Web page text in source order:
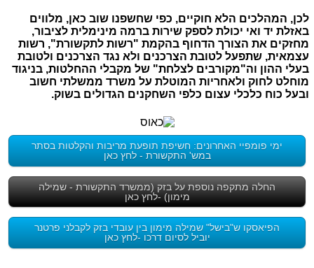
לכן, המהלכים הלא חוקיים, כפי שחשפנו שוב כאן, מלווים
באזלת יד ואי יכולת לספק שירות ברמה מינימלית לציבור,
מחזקים את הצורך הדחוף בהקמת "רשות לתקשורת", רשות
עצמאית, שתפעל לטובת הצרכנים ולא נגד הצרכנים ולטובת
בעלי ההון וה"מקורבים לצלחת" של מקבלי ההחלטות, בניגוד
מוחלט לחוק ולאחריות המוטלת על משרד ממשלתי חשוב
ובעל כוח כלכלי עצום כלפי השחקנים הגדולים בשוק.
ימי פומפיי האחרונים: חשיפת תופעת מריבות והקלטות בסתר
במש' התקשורת - לחץ כאן
החלה מתקפה נוספת על בזק (ממשרד התקשורת - שמילה
מימון) -לחץ כאן
הפיאסקו ש"בישל" שמילה מימון בין עובדי בזק לקבלני פרטנר
יוביל לסיום דרכו -לחץ כאן